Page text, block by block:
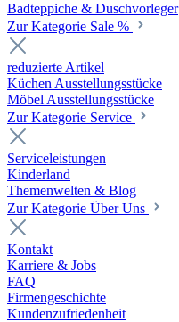
Badteppiche & Duschvorleger
Zur Kategorie Sale %
reduzierte Artikel
Küchen Ausstellungsstücke
Möbel Ausstellungsstücke
Zur Kategorie Service
Serviceleistungen
Kinderland
Themenwelten & Blog
Zur Kategorie Über Uns
Kontakt
Karriere & Jobs
FAQ
Firmengeschichte
Kundenzufriedenheit